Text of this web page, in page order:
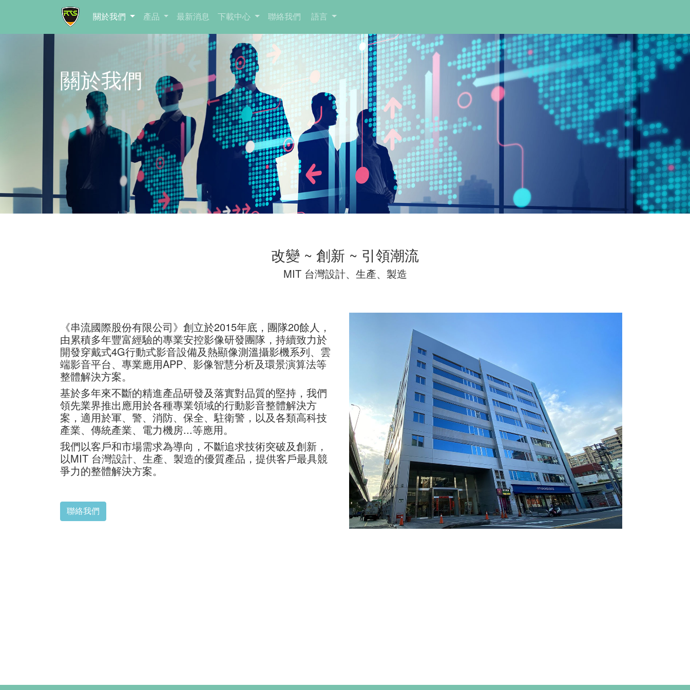
關於我們 產品 最新消息 下載中心 聯絡我們 語言
關於我們
改變 ~ 創新 ~ 引領潮流
MIT 台灣設計、生產、製造
《串流國際股份有限公司》創立於2015年底，團隊20餘人，
由累積多年豐富經驗的專業安控影像研發團隊，持續致力於
開發穿戴式4G行動式影音設備及熱顯像測溫攝影機系列、雲
端影音平台、專業應用APP、影像智慧分析及環景演算法等
整體解決方案。
​基於多年來不斷的精進產品研發及落實對品質的堅持，我們
領先業界推出應用於各種專業領域的行動影音整體解決方
案，適用於軍、警、消防、保全、駐衛警，以及各類高科技
產業、傳統產業、電力機房...等應用。
​我們以客戶和市場需求為導向，不斷追求技術突破及創新，
以MIT 台灣設計、生產、製造的優質產品，提供客戶最具競
爭力的整體解決方案。
聯絡我們